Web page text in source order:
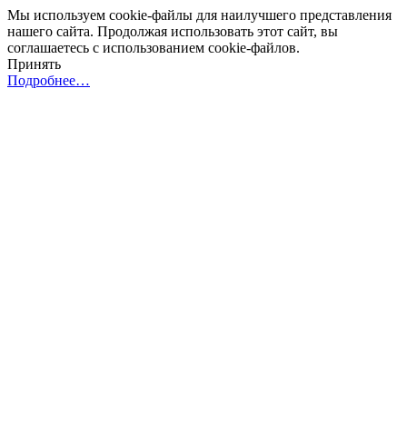
Мы используем cookie-файлы для наилучшего представления
нашего сайта. Продолжая использовать этот сайт, вы
соглашаетесь с использованием cookie-файлов.
Принять
Подробнее…